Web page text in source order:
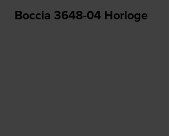
Boccia 3648-04 Horloge